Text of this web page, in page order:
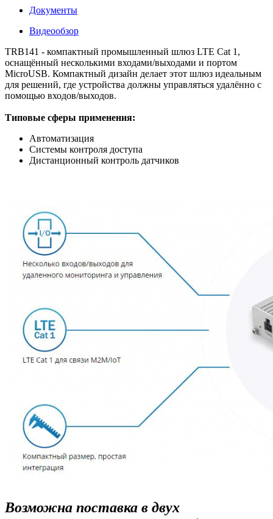
Документы
Видеообзор
TRB141 - компактный промышленный шлюз LTE Cat 1,
оснащённый несколькими входами/выходами и портом
MicroUSB. Компактный дизайн делает этот шлюз идеальным
для решений, где устройства должны управляться удалённо с
помощью входов/выходов.
Типовые сферы применения:
Автоматизация
Системы контроля доступа
Дистанционный контроль датчиков
Возможна поставка в двух